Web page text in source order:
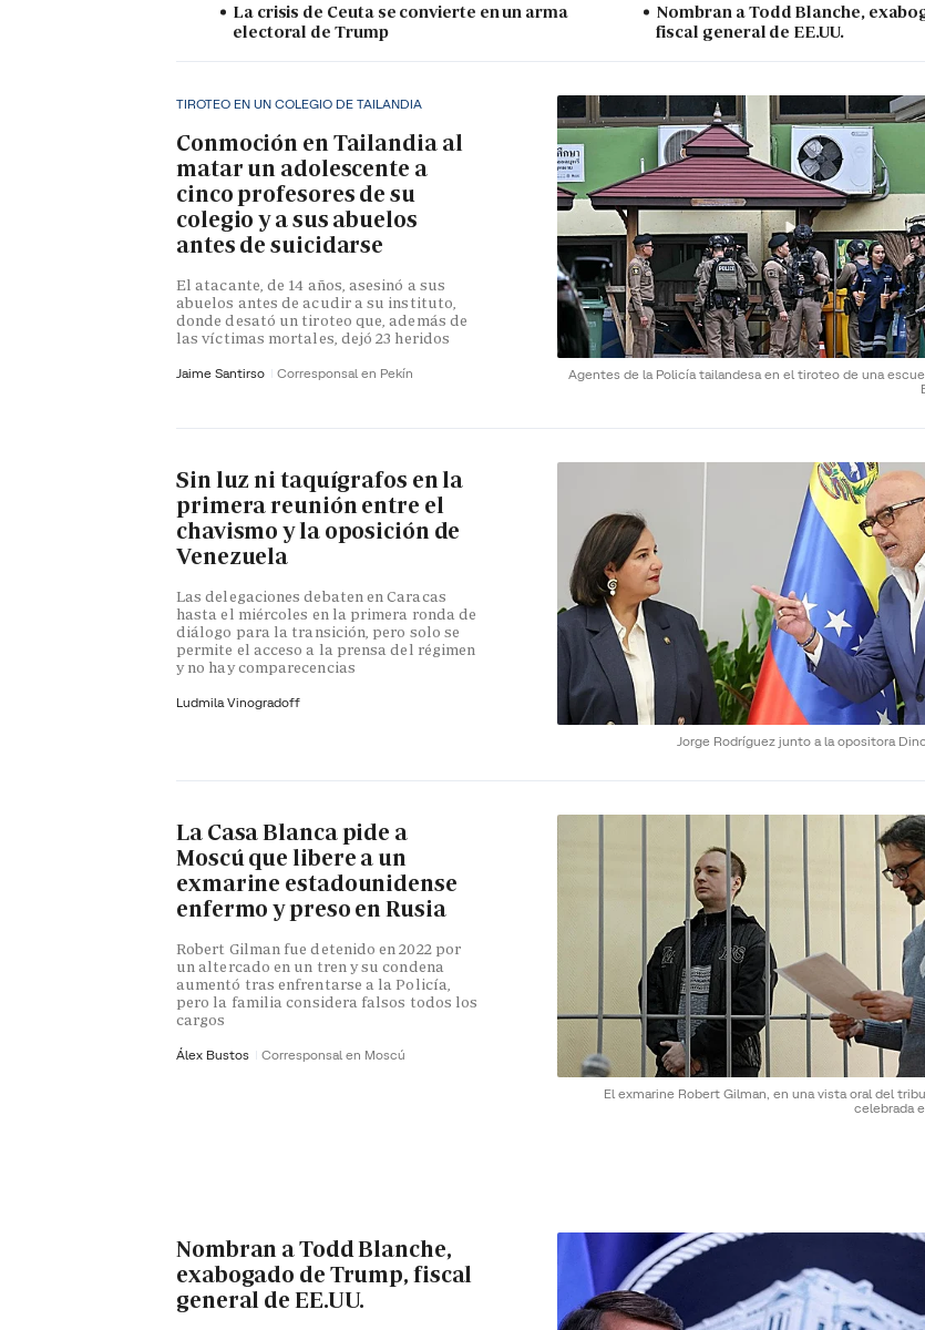
La crisis de Ceuta se convierte en un arma
electoral de Trump
Nombran a Todd Blanche,
fiscal general de EE.UU.
Agentes de la Policía tailandesa en el tiroteo de una
TIROTEO EN UN COLEGIO DE TAILANDIA
Conmoción en Tailandia al
matar un adolescente a
cinco profesores de su
colegio y a sus abuelos
antes de suicidarse
El atacante, de 14 años, asesinó a sus
abuelos antes de acudir a su instituto,
donde desató un tiroteo que, además de
las víctimas mortales, dejó 23 heridos
Jaime Santirso Corresponsal en Pekín
Jorge Rodríguez junto a la opositora
Sin luz ni taquígrafos en la
primera reunión entre el
chavismo y la oposición de
Venezuela
Las delegaciones debaten en Caracas
hasta el miércoles en la primera ronda de
diálogo para la transición, pero solo se
permite el acceso a la prensa del régimen
y no hay comparecencias
Ludmila Vinogradoff
El exmarine Robert Gilman, en una vista oral del
celebrada
La Casa Blanca pide a
Moscú que libere a un
exmarine estadounidense
enfermo y preso en Rusia
Robert Gilman fue detenido en 2022 por
un altercado en un tren y su condena
aumentó tras enfrentarse a la Policía,
pero la familia considera falsos todos los
cargos
Álex Bustos Corresponsal en Moscú
Nombran a Todd Blanche,
exabogado de Trump, fiscal
general de EE.UU.